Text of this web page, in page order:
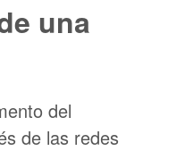
una
del
de las redes